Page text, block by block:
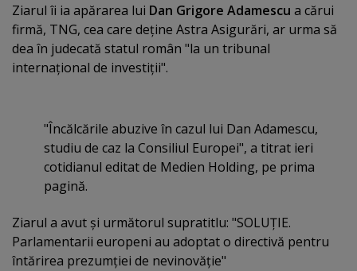
Ziarul îi ia apărarea lui Dan Grigore Adamescu a cărui
firmă, TNG, cea care deţine Astra Asigurări, ar urma să
dea în judecată statul român "la un tribunal
internaţional de investiţii".
"Încălcările abuzive în cazul lui Dan Adamescu,
studiu de caz la Consiliul Europei", a titrat ieri
cotidianul editat de Medien Holding, pe prima
pagină.
Ziarul a avut şi următorul supratitlu: "SOLUŢIE.
Parlamentarii europeni au adoptat o directivă pentru
întărirea prezumţiei de nevinovăţie"